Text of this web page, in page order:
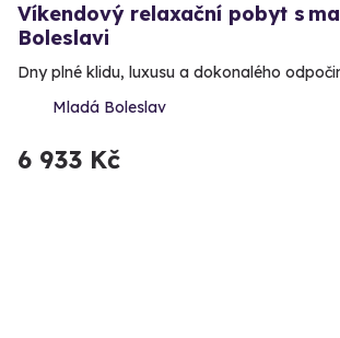
Víkendový relaxační pobyt s
Boleslavi
Dny plné klidu, luxusu a dokonalého
Mladá Boleslav
6 933 Kč